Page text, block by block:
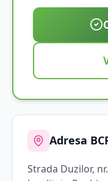
Adresa
Strada Duzilor,